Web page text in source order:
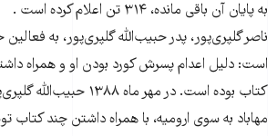
به پایان آن باقی مانده، ۳۱۴ تن اعلام کرده است .
ناصر گلپری‌پور، پدر حبیب‌الله گلپری‌پور، به
است: دلیل اعدام پسرش کورد بودن او و همراه
کتاب بوده است. در مهر ماه
مهاباد به سوی ارومیه، با همراه داشتن چند